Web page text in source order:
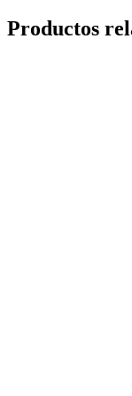
Productos